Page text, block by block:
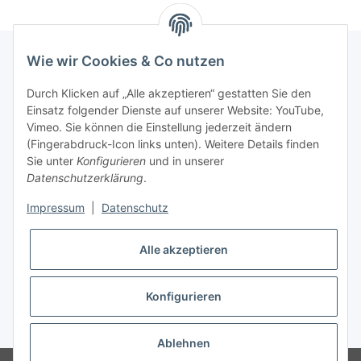
INFORMATIONEN
GESETZLICHE INFORMATIONEN
Kontakt
Mo - Fr:08:30 - 17:00 Uhr
Carsten:0177 – 44 33 642
* Alle Preise zzgl. gesetzlicher USt., zzgl.Versand
Wie wir Cookies & Co nutzen
Durch Klicken auf „Alle akzeptieren“ gestatten Sie den
Einsatz folgender Dienste auf unserer Website: YouTube,
Vimeo. Sie können die Einstellung jederzeit ändern
(Fingerabdruck-Icon links unten). Weitere Details finden
Sie unter Konfigurieren und in unserer
Datenschutzerklärung.
Impressum Datenschutz
Alle akzeptieren
Konfigurieren
Ablehnen